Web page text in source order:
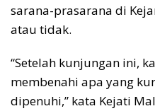
sarana-prasarana di
atau tidak.
“Setelah kunjungan ini,
membenahi apa yang
dipenuhi,” kata Kejati